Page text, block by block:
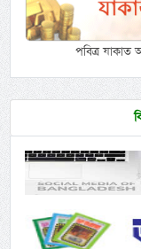
পবিত্র যাকাত